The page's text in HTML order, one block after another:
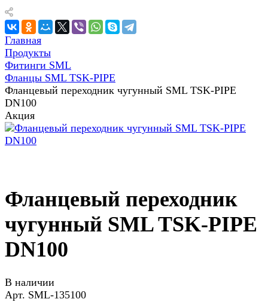
Главная
Продукты
Фитинги SML
Фланцы SML TSK-PIPE
Фланцевый переходник чугунный SML TSK-PIPE
DN100
Акция
Фланцевый переходник
чугунный SML TSK-PIPE
DN100
В наличии
Арт. SML-135100